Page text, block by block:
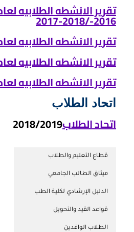
2016-/2018-2017
تقرير الانشطه الطلابيه لعام 2015-
تقرير الانشطه الطلابيه لعام 2014-
تقرير الانشطه الطلابيه لعام
اتحاد الطلاب
اتحاد الطلاب2018/2019
قطاع التعليم والطلاب
ميثاق الطالب الجامعي
الدليل الإرشادي لكلية الطب
قواعد القيد والتحويل
الطلاب الوافدين